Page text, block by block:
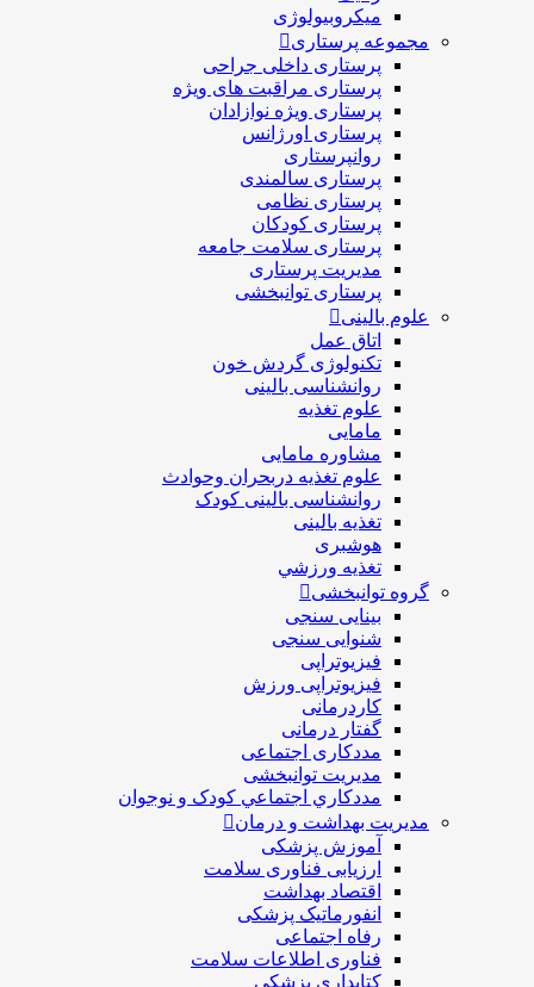
میکروبیولوژی
مجموعه پرستاری
پرستاری داخلی جراحی
پرستاری مراقبت های ويژه
پرستاری ويژه نوازادان
پرستاری اورژانس
روانپرستاری
پرستاری سالمندی
پرستاری نظامی
پرستاری کودکان
پرستاری سلامت جامعه
مدیریت پرستاری
پرستاری توانبخشی
علوم بالینی
اتاق عمل
تکنولوژی گردش خون
روانشناسی بالینی
علوم تغذیه
مامایی
مشاوره مامایی
علوم تغذیه دربحران وحوادث
روانشناسی بالینی کودک
تغذیه بالینی
هوشبری
تغذيه ورزشي
گروه توانبخشی
بینایی سنجی
شنوایی سنجی
فیزیوتراپی
فیزیوتراپی ورزش
کاردرمانی
گفتار درمانی
مددکاری اجتماعی
مديريت توانبخشی
مددکاري اجتماعي کودک و نوجوان
مدیریت بهداشت و درمان
آموزش پزشکی
ارزیابی فناوری سلامت
اقتصاد بهداشت
انفورماتیک پزشکی
رفاه اجتماعی
فناوری اطلاعات سلامت
کتابداری پزشکی